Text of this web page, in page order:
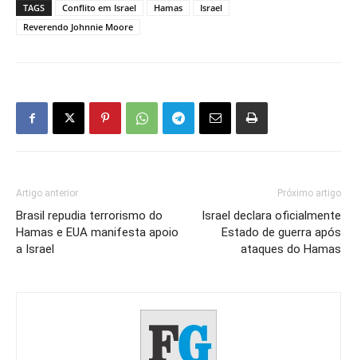
TAGS Conflito em Israel Hamas
Israel
Reverendo Johnnie Moore
Artigo anterior
Brasil repudia terrorismo do
Hamas e EUA manifesta apoio
a Israel
Próximo artigo
Israel declara oficialmente
Estado de guerra após
ataques do Hamas